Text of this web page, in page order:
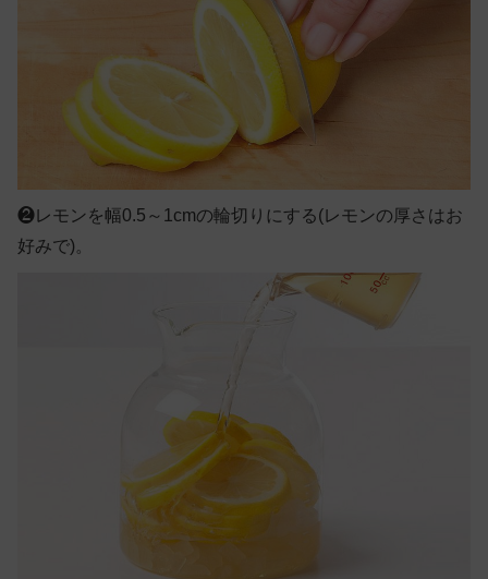
❷レモンを幅0.5～1cmの輪切りにする(レモンの厚さはお
好みで)。